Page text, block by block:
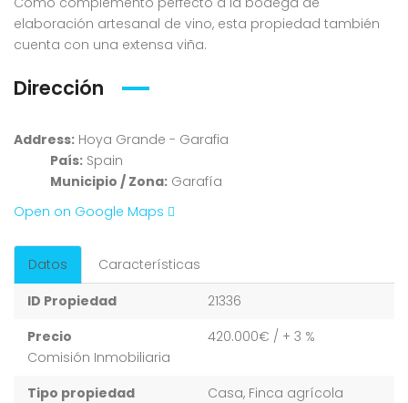
elaboración artesanal de vino, esta propiedad también
cuenta con una extensa viña.
Dirección
Address: Hoya Grande - Garafia
País: Spain
Municipio / Zona: Garafía
Open on Google Maps
Datos
Características
ID Propiedad
21336
Precio
420.000€ / + 3 %
Comisión Inmobiliaria
Tipo propiedad
Casa, Finca agrícola